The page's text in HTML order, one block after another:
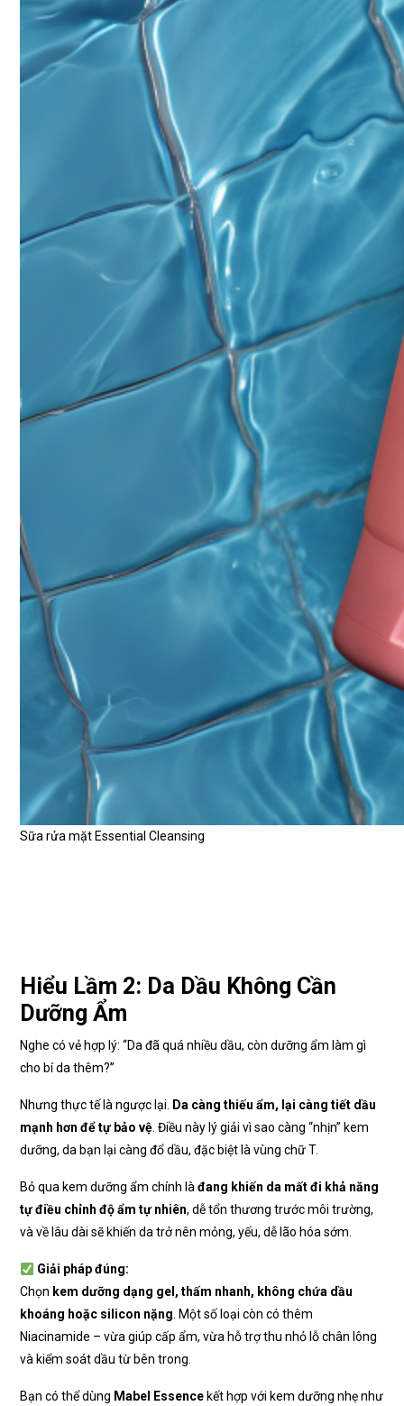
Sữa rửa mặt Essential Cleansing
Hiểu Lầm 2: Da Dầu Không Cần
Dưỡng Ẩm
Nghe có vẻ hợp lý: “Da đã quá nhiều dầu, còn dưỡng ẩm làm gì
cho bí da thêm?”
Nhưng thực tế là ngược lại. Da càng thiếu ẩm, lại càng tiết dầu
mạnh hơn để tự bảo vệ. Điều này lý giải vì sao càng “nhịn” kem
dưỡng, da bạn lại càng đổ dầu, đặc biệt là vùng chữ T.
Bỏ qua kem dưỡng ẩm chính làđang khiến da mất đi khả năng
tự điều chỉnh độ ẩm tự nhiên, dễ tổn thương trước môi trường,
và về lâu dài sẽ khiến da trở nên mỏng, yếu, dễ lão hóa sớm.
Giải pháp đúng:
Chọn kem dưỡng dạng gel, thấm nhanh, không chứa dầu
khoáng hoặc silicon nặng. Một số loại còn có thêm
Niacinamide – vừa giúp cấp ẩm, vừa hỗ trợ thu nhỏ lỗ chân lông
và kiểm soát dầu từ bên trong.
Bạn có thể dùng Mabel Essence kết hợp với kem dưỡng nhẹ như